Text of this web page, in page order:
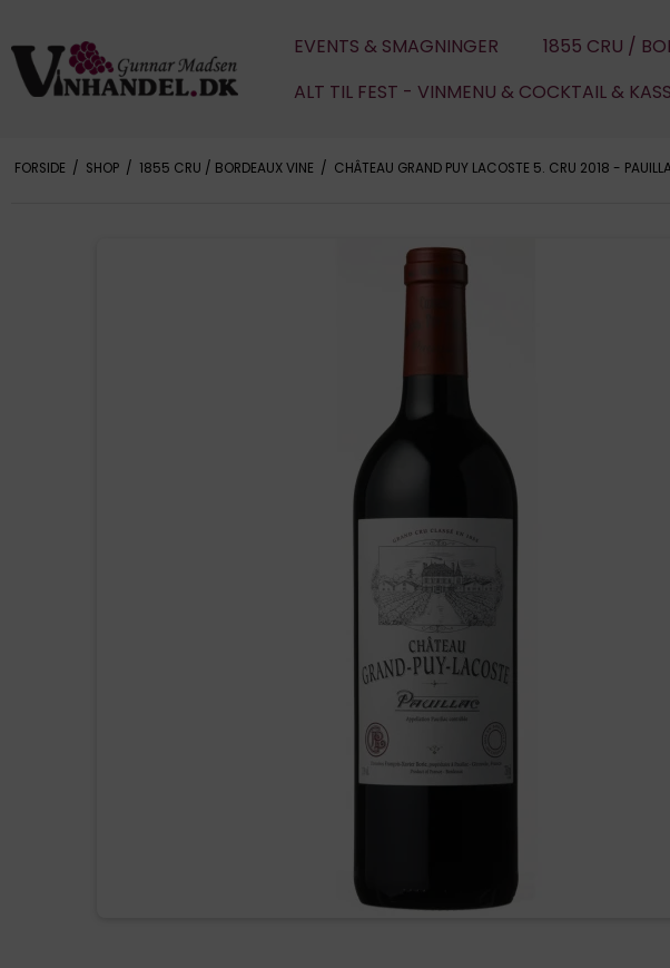
EVENTS & SMAGNINGER 1855 CRU /
ALT TIL FEST - VINMENU & COCKTAIL &
FORSIDE / SHOP / 1855 CRU / BORDEAUX VINE / CHÂTEAU GRAND PUY LACOSTE 5. CRU 2018 -